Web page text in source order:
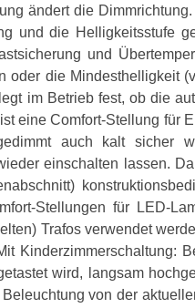
ändert die
und die Helligkeitsstufe
und
die Mindesthelligkeit
im Betrieb fest, ob die
eine Comfort-Stellung für
auch kalt sicher
einschalten lassen.
Stellungen für LED-
Trafos verwendet
Kinderzimmerschaltung:
wird, langsam
von der